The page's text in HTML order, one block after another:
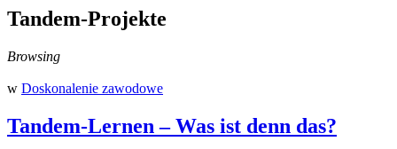
Tandem-Projekte
Browsing
w Doskonalenie zawodowe
Tandem-Lernen – Was ist denn das?